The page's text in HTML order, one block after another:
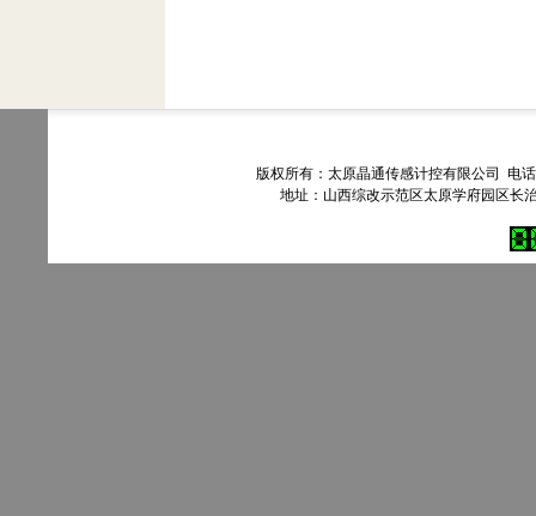
版权所有：太原晶通传感计控有限公司 电
地址：山西综改示范区太原学府园区长